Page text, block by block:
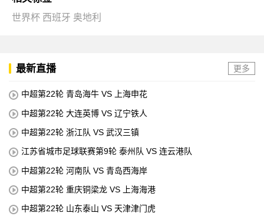
世界杯 西班牙 奥地利
最新直播 更多
中超第22轮 青岛海牛 VS 上海申花
中超第22轮 大连英博 VS 辽宁铁人
中超第22轮 浙江队 VS 武汉三镇
江苏省城市足球联赛第9轮 泰州队 VS 连云港队
中超第22轮 河南队 VS 青岛西海岸
中超第22轮 重庆铜梁龙 VS 上海海港
中超第22轮 山东泰山 VS 天津津门虎